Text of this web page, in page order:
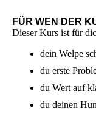
FÜR WEN DER
Dieser Kurs ist für
dein Welpe
du erste
du Wert auf
du deinen